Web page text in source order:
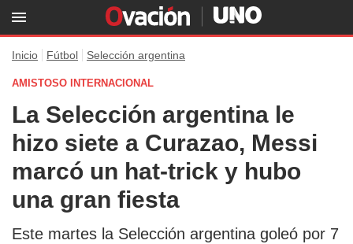
Inicio Fútbol Selección argentina
AMISTOSO INTERNACIONAL
La Selección argentina le
hizo siete a Curazao, Messi
marcó un hat-trick y hubo
una gran fiesta
Este martes la Selección argentina goleó por 7